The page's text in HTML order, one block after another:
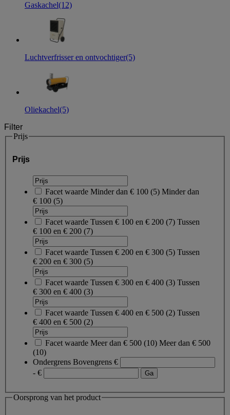
Gaskachel(12)
Luchtverfrisser en ontvochtiger(5)
Oliekachel(5)
Filter
Prijs
Prijs
Facet waarde Minder dan € 100 (5) Minder dan
€ 100 (5)
Facet waarde Tussen € 100 en € 200 (7) Tussen
€ 100 en € 200 (7)
Facet waarde Tussen € 200 en € 300 (5) Tussen
€ 200 en € 300 (5)
Facet waarde Tussen € 300 en € 400 (3) Tussen
€ 300 en € 400 (3)
Facet waarde Tussen € 400 en € 500 (2) Tussen
€ 400 en € 500 (2)
Facet waarde Meer dan € 500 (10) Meer dan € 500
(10)
Ondergrens Bovengrens €
- €
Oorsprong van het product